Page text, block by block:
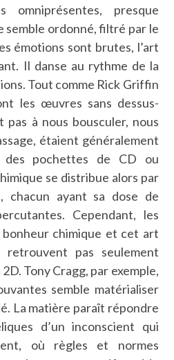
omniprésentes, presque
semble ordonné, filtré par le
émotions sont brutes, l’art
Il danse au rythme de la
Tout comme Rick Griffin
les œuvres sans dessus-
pas à nous bousculer, nous
étaient généralement
des pochettes de CD ou
se distribue alors par
chacun ayant sa dose de
Cependant, les
chimique et cet art
retrouvent pas seulement
Tony Cragg, par exemple,
semble matérialiser
La matière paraît répondre
d’un inconscient qui
où règles et normes